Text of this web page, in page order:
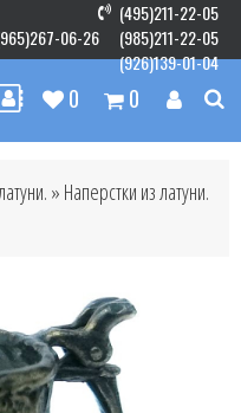
(495)211-22-05
06-26
(985)211-22-05
(926)139-01-04
0 0
» Наперстки из латуни.